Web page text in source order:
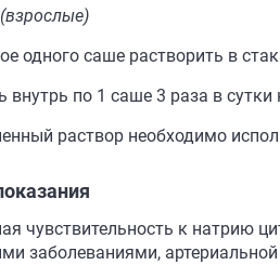
одного саше растворить в
внутрь по 1 саше 3 раза в
раствор необходимо
чувствительность к натрию
заболеваниями,